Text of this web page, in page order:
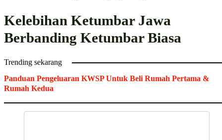
Kelebihan Ketumbar Jawa
Berbanding Ketumbar Biasa
Trending sekarang
Panduan Pengeluaran KWSP Untuk Beli Rumah Pertama &
Rumah Kedua